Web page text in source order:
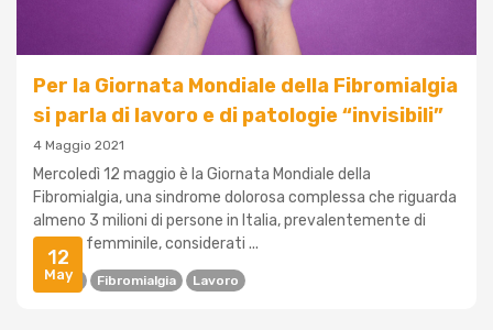
12
May
Per la Giornata Mondiale della Fibromialgia
si parla di lavoro e di patologie “invisibili”
4 Maggio 2021
Mercoledì 12 maggio è la Giornata Mondiale della
Fibromialgia, una sindrome dolorosa complessa che riguarda
almeno 3 milioni di persone in Italia, prevalentemente di
genere femminile, considerati ...
ASPHI Fibromialgia Lavoro